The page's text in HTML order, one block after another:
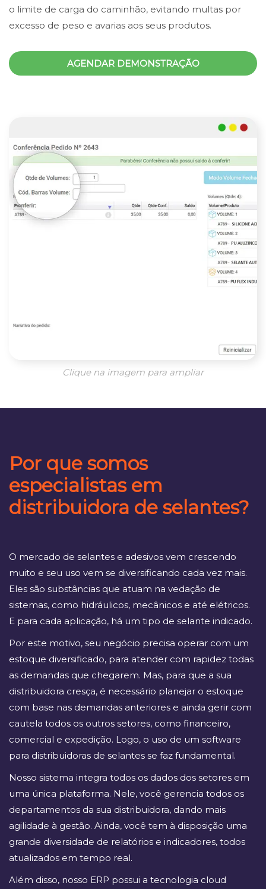
o limite de carga do caminhão, evitando multas por
excesso de peso e avarias aos seus produtos.
AGENDAR DEMONSTRAÇÃO
Clique na imagem para ampliar
Por que somos
especialistas em
distribuidora de selantes?
O mercado de selantes e adesivos vem crescendo
muito e seu uso vem se diversificando cada vez mais.
Eles são substâncias que atuam na vedação de
sistemas, como hidráulicos, mecânicos e até elétricos.
E para cada aplicação, há um tipo de selante indicado.
Por este motivo, seu negócio precisa operar com um
estoque diversificado, para atender com rapidez todas
as demandas que chegarem. Mas, para que a sua
distribuidora cresça, é necessário planejar o estoque
com base nas demandas anteriores e ainda gerir com
cautela todos os outros setores, como financeiro,
comercial e expedição. Logo, o uso de um software
para distribuidoras de selantes se faz fundamental.
Nosso sistema integra todos os dados dos setores em
uma única plataforma. Nele, você gerencia todos os
departamentos da sua distribuidora, dando mais
agilidade à gestão. Ainda, você tem à disposição uma
grande diversidade de relatórios e indicadores, todos
atualizados em tempo real.
Além disso, nosso ERP possui a tecnologia cloud